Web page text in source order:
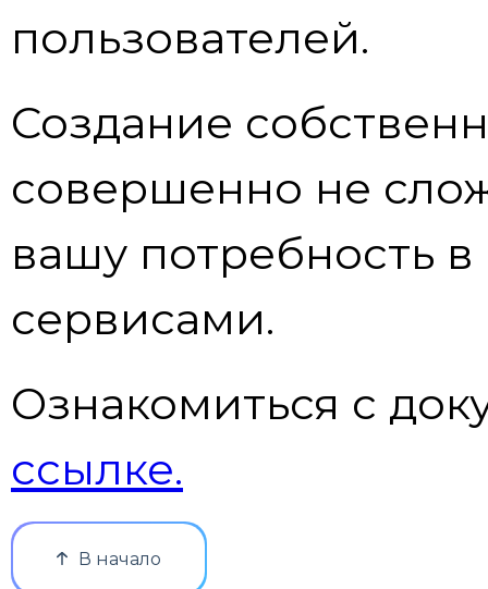
пользователей.
Создание
совершенно не
вашу потребность
сервисами.
Ознакомиться с
ссылке.
В начало